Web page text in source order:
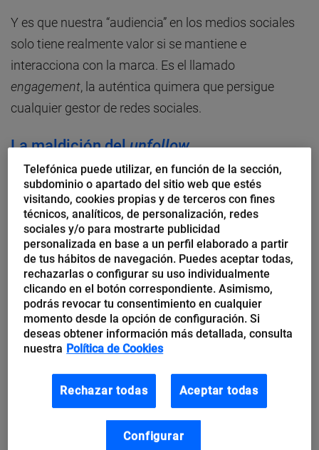
Y es que nuestra “audiencia” en los medios sociales
solo tiene realmente valor si se mantiene e
interacciona con la marca. Es el llamado
engagement, la auténtica quimera que persigue
cualquier gestor de redes sociales.
La maldición delunfollow
Hay que evitar elunfollowcomo sea. Perder a un
seguidor no solo hace que el trabajo realizado hasta
ahora parezca en balde, sino que además obliga a
replantearse la estrategia seguida hasta ese
momento y, cómo no, la eterna pregunta: “¿Por qué
han dejado de seguir a nuestra marca? Y de
semejante interrogante a otro más difícil: ¿Por qué
simplemente no nos siguen?
Con el objetivo de tratar de responder a tales
cuestiones,Sprout Social
ha realizado un informe en
cliente y el contenido.
Telefónica puede utilizar, en función de la sección,
subdominio o apartado del sitio web que estés
visitando, cookies propias y de terceros con fines
técnicos, analíticos, de personalización, redes
sociales y/o para mostrarte publicidad
personalizada en base a un perfil elaborado a partir
de tus hábitos de navegación. Puedes aceptar todas,
rechazarlas o configurar su uso individualmente
clicando en el botón correspondiente. Asimismo,
podrás revocar tu consentimiento en cualquier
momento desde la opción de configuración. Si
deseas obtener información más detallada, consulta
nuestra Política de Cookies
Rechazar todas Aceptar todas
Configurar